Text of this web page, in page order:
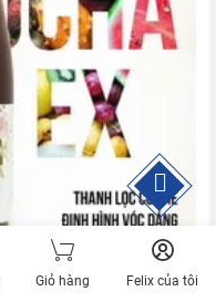
Giỏ hàng Felix của tôi